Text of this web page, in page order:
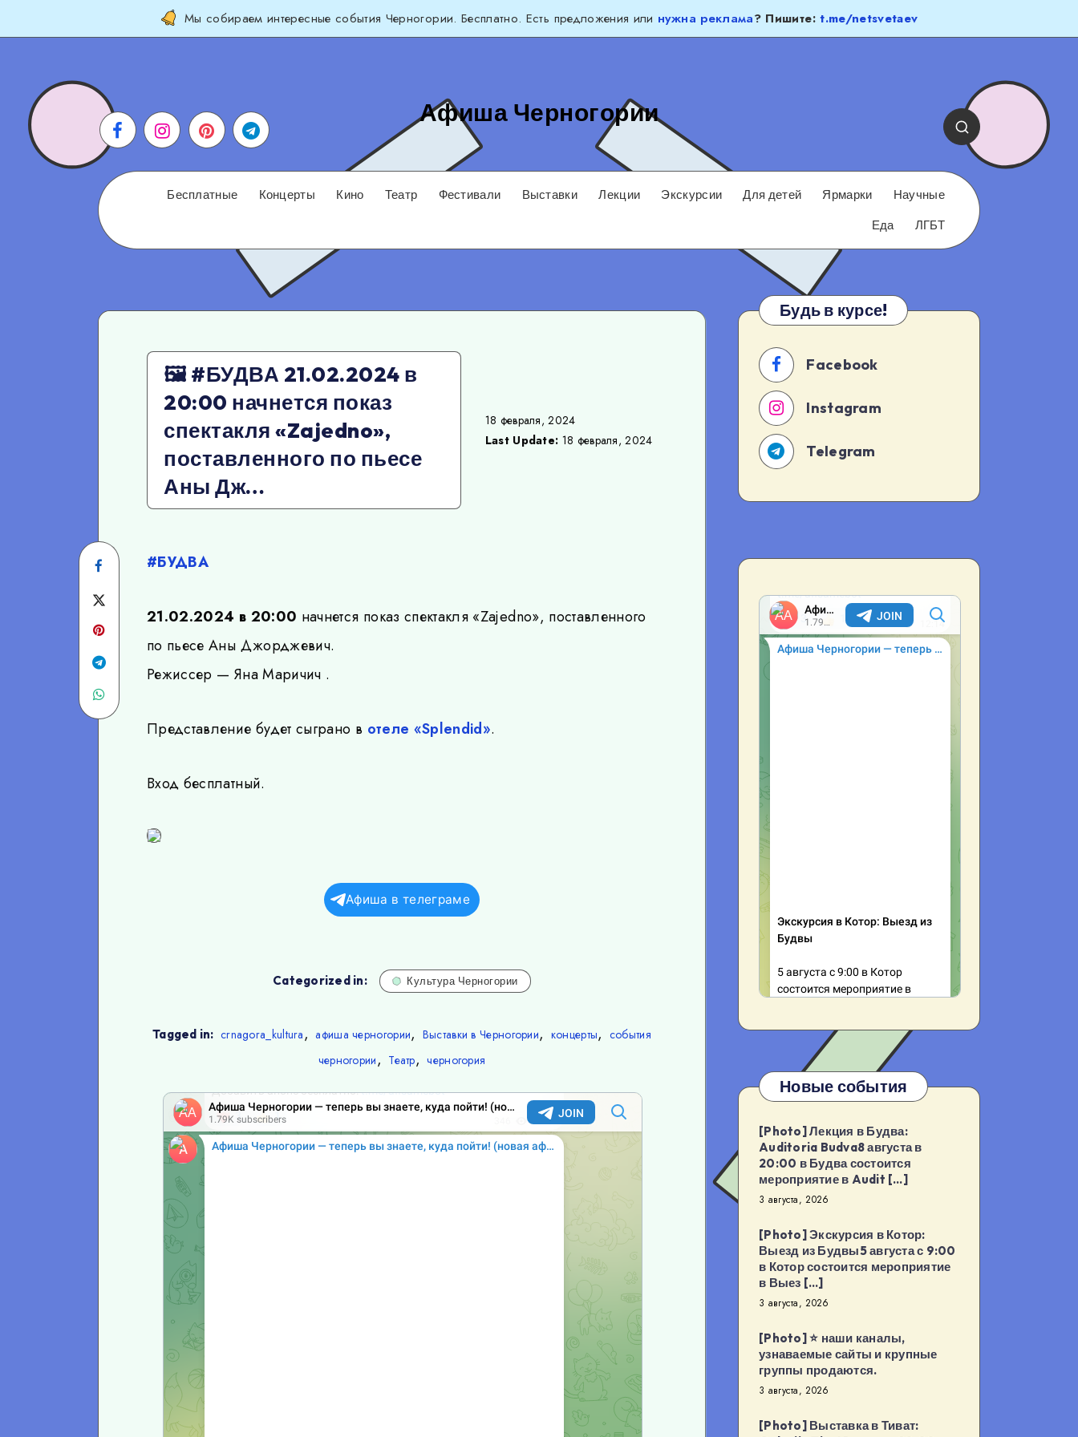
Мы собираем интересные события Черногории. Бесплатно. Есть предложения или нужна реклама? Пишите:t.me/netsvetaev
Афиша Черногории
Бесплатные Концерты Кино Театр Фестивали Выставки Лекции Экскурсии Для детей Ярмарки
Научные
Еда
ЛГБТ
🖼 #БУДВА 21.02.2024 в
20:00 начнется показ
спектакля «Zajedno»,
поставленного по пьесе
Аны Дж…
18 февраля, 2024
Last Update: 18 февраля, 2024
Share
on
Facebook
Twitter
Share
Telegram
Share
#БУДВА
21.02.2024 в 20:00 начнется показ спектакля «Zajedno», поставленного
по пьесе Аны Джорджевич.
Режиссер — Яна Маричич .
Представление будет сыграно в отеле «Splendid».
Вход бесплатный.
Афиша в телеграме
Categorized in: Культура Черногории
Tagged in: crnagora_kultura, афиша черногории, Выставки в Черногории, концерты, события
черногории, Театр, черногория
Будь в курсе!
Facebook
Instagram
Telegram
Новые события
[Photo] Лекция в Будва:
Auditoria Budva8 августа в
20:00 в Будва состоится
мероприятие в Audit […]
3 августа, 2026
[Photo] Экскурсия в Котор:
Выезд из Будвы5 августа с 9:00
в Котор состоится мероприятие
в Выез […]
3 августа, 2026
[Photo] ⭐️ наши каналы,
узнаваемые сайты и крупные
группы продаются.
3 августа, 2026
[Photo] Выставка в Тиват: